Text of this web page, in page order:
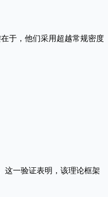
于，他们采用超越常规密度
这一验证表明，该理论框架